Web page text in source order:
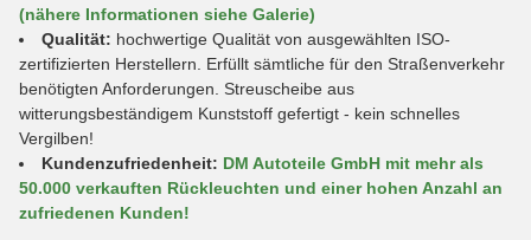
(nähere Informationen siehe Galerie)
Qualität: hochwertige Qualität von ausgewählten ISO-
zertifizierten Herstellern. Erfüllt sämtliche für den Straßenverkehr
benötigten Anforderungen. Streuscheibe aus
witterungsbeständigem Kunststoff gefertigt - kein schnelles
Vergilben!
Kundenzufriedenheit: DM Autoteile GmbH mit mehr als
50.000 verkauften Rückleuchten und einer hohen Anzahl an
zufriedenen Kunden!